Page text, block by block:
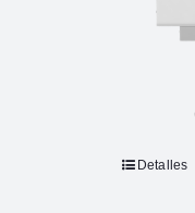
Detalles